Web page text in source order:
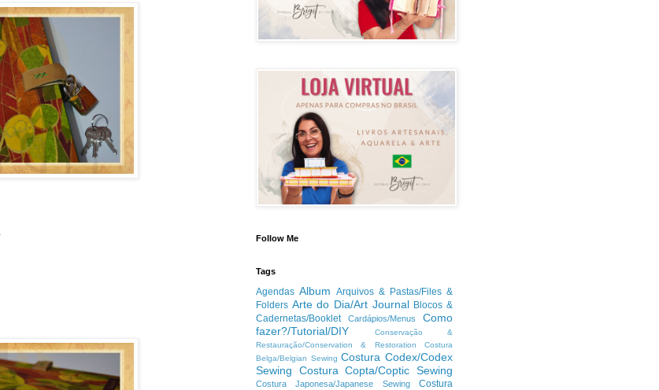
Follow Me
Tags
Agendas Album Arquivos & Pastas/Files &
Folders Arte do Dia/Art Journal Blocos &
Cadernetas/Booklet
Cardápios/Menus
Como
fazer?/Tutorial/DIY
Conservação &
Restauração/Conservation & Restoration
Costura
Belga/Belgian Sewing Costura Codex/Codex
Sewing
Costura Copta/Coptic Sewing
Costura Japonesa/Japanese Sewing
Costura